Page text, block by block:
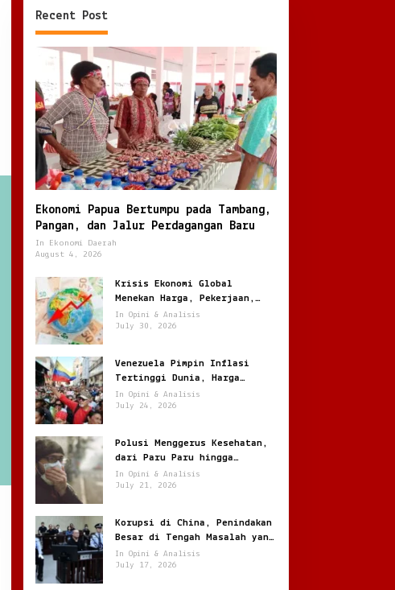
Recent Post
Ekonomi Papua Bertumpu pada Tambang,
Pangan, dan Jalur Perdagangan Baru
In Ekonomi Daerah
August 4, 2026
Krisis Ekonomi Global
Menekan Harga, Pekerjaan,
dan Daya Beli Masyarakat
In Opini & Analisis
July 30, 2026
Venezuela Pimpin Inflasi
Tertinggi Dunia, Harga
Melonjak Ratusan Persen
In Opini & Analisis
July 24, 2026
Polusi Menggerus Kesehatan,
dari Paru Paru hingga
Jantung
In Opini & Analisis
July 21, 2026
Korupsi di China, Penindakan
Besar di Tengah Masalah yang
Terus Berulang
In Opini & Analisis
July 17, 2026